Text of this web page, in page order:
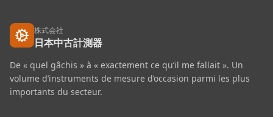
株式会社
日本中古計測器
De « quel gâchis » à « exactement ce qu’il me fallait ». Un
volume d’instruments de mesure d’occasion parmi les plus
importants du secteur.